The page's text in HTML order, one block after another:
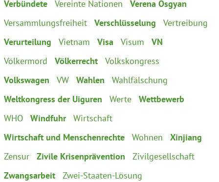
Verbündete Vereinte Nationen
Verena Osgyan
Versammlungsfreiheit
Verschlüsselung
Vertreibung
Verurteilung
Vietnam Visa Visum
VN
Völkermord
Völkerrecht
Volkskongress
Volkswagen
VW Wahlen
Wahlfälschung
Weltkongress der Uiguren
Werte
Wettbewerb
WHO
Windfuhr
Wirtschaft
Wirtschaft und Menschenrechte
Wohnen
Xinjiang
Zensur
Zivile Krisenprävention
Zivilgesellschaft
Zwangsarbeit
Zwei-Staaten-Lösung